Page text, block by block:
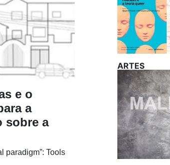
e o
a
sobre a
paradigm”: Tools
ARTES